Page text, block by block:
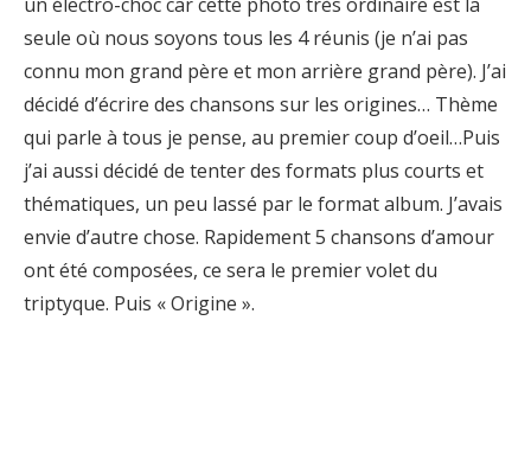
seule où nous soyons tous les 4 réunis (je n’ai pas
connu mon grand père et mon arrière grand père). J’ai
décidé d’écrire des chansons sur les origines… Thème
qui parle à tous je pense, au premier coup d’oeil…Puis
j’ai aussi décidé de tenter des formats plus courts et
thématiques, un peu lassé par le format album. J’avais
envie d’autre chose. Rapidement 5 chansons d’amour
ont été composées, ce sera le premier volet du
triptyque. Puis « Origine ».